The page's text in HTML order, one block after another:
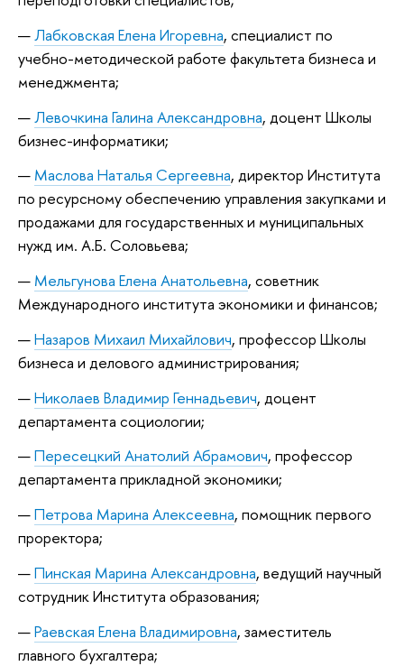
Лабковская Елена Игоревна, специалист по
учебно-методической работе факультета бизнеса и
менеджмента;
Левочкина Галина Александровна, доцент Школы
бизнес-информатики;
Маслова Наталья Сергеевна, директор Института
по ресурсному обеспечению управления закупками и
продажами для государственных и муниципальных
нужд им. А.Б. Соловьева;
Мельгунова Елена Анатольевна, советник
Международного института экономики и финансов;
Назаров Михаил Михайлович, профессор Школы
бизнеса и делового администрирования;
Николаев Владимир Геннадьевич, доцент
департамента социологии;
Пересецкий Анатолий Абрамович, профессор
департамента прикладной экономики;
Петрова Марина Алексеевна, помощник первого
проректора;
Пинская Марина Александровна, ведущий научный
сотрудник Института образования;
Раевская Елена Владимировна, заместитель
главного бухгалтера;